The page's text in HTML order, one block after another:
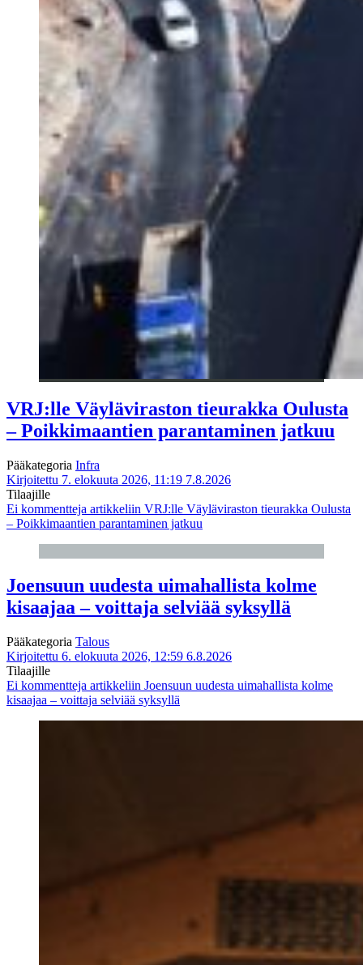
VRJ:lle Väyläviraston tieurakka Oulusta
– Poikkimaantien parantaminen jatkuu
Pääkategoria Infra
Kirjoitettu 7. elokuuta 2026, 11:19 7.8.2026
Tilaajille
Ei kommentteja artikkeliin VRJ:lle Väyläviraston tieurakka Oulusta
– Poikkimaantien parantaminen jatkuu
Joensuun uudesta uimahallista kolme
kisaajaa – voittaja selviää syksyllä
Pääkategoria Talous
Kirjoitettu 6. elokuuta 2026, 12:59 6.8.2026
Tilaajille
Ei kommentteja artikkeliin Joensuun uudesta uimahallista kolme
kisaajaa – voittaja selviää syksyllä